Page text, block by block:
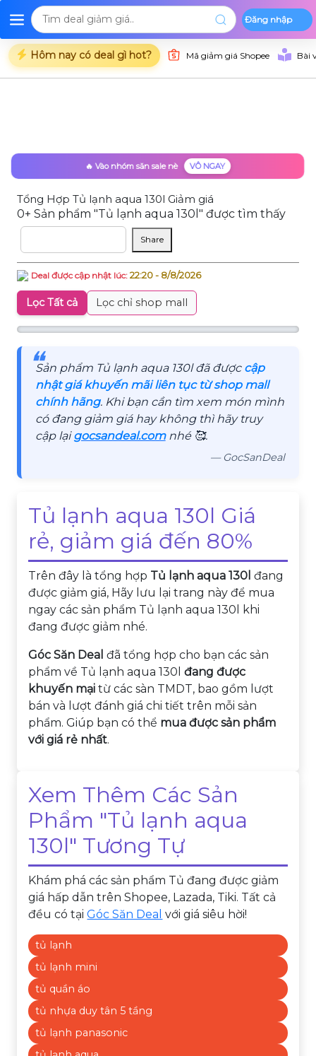
Đăng nhập
Hôm nay có deal gì hot? Mã giảm giá Shopee Bài
Trang chủ Deal Shopee Deal Lazada Deal Tiki Danh mục
🔥 Vào nhóm săn sale nè VÔ NGAY
Tổng Hợp Tủ lạnh aqua 130l Giảm giá
0+ Sản phẩm "Tủ lạnh aqua 130l" được tìm thấy
Share
Deal được cập nhật lúc:22:20 - 8/8/2026
Lọc Tất cả Lọc chỉ shop mall
❝
Sản phẩm Tủ lạnh aqua 130l đã được cập
nhật giá khuyến mãi liên tục từ shop mall
chính hãng. Khi bạn cần tìm xem món mình
có đang giảm giá hay không thì hãy truy
cập lạigocsandeal.comnhé 🥰.
— GocSanDeal
Tủ lạnh aqua 130l Giá
rẻ, giảm giá đến 80%
Trên đây là tổng hợp Tủ lạnh aqua 130l đang
được giảm giá, Hãy lưu lại trang này để mua
ngay các sản phẩm Tủ lạnh aqua 130l khi
đang được giảm nhé.
Góc Săn Deal đã tổng hợp cho bạn các sản
phẩm về Tủ lạnh aqua 130lđang được
khuyến mại từ các sàn TMDT, bao gồm lượt
bán và lượt đánh giá chi tiết trên mỗi sản
phẩm. Giúp bạn có thể mua được sản phẩm
với giá rẻ nhất.
Xem Thêm Các Sản
Phẩm "Tủ lạnh aqua
130l" Tương Tự
Khám phá các sản phẩm Tủ đang được giảm
giá hấp dẫn trên Shopee, Lazada, Tiki. Tất cả
đều có tạiGóc Săn Deal với giá siêu hời!
tủ lạnh
tủ lạnh mini
tủ quần áo
tủ nhựa duy tân 5 tầng
tủ lạnh panasonic